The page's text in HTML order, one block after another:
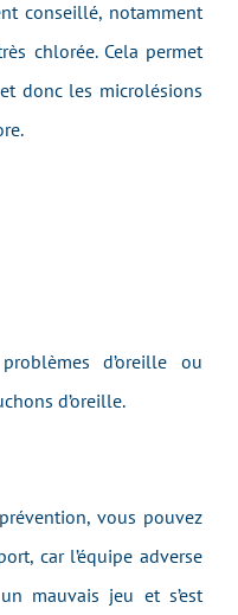
conseillé, notamment
chlorée. Cela permet
donc les microlésions
d’oreille ou
d’oreille.
vous pouvez
car l’équipe adverse
mauvais jeu et s’est